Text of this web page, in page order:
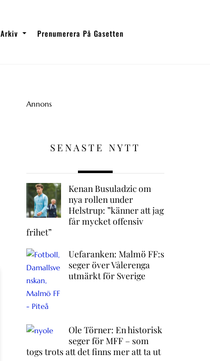
Arkiv Prenumerera På Gasetten
Annons
SENASTE NYTT
Kenan Busuladzic om
nya rollen under
Helstrup: ”känner att jag
får mycket offensiv
frihet”
Uefaranken: Malmö FF:s
seger över Vålerenga
utmärkt för Sverige
Ole Törner: En historisk
seger för MFF – som
togs trots att det finns mer att ta ut